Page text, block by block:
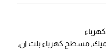
كهرباء
, مسطح كهرباء بلت ان,